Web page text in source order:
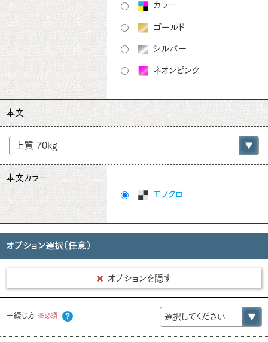
カラー
ゴールド
シルバー
ネオンピンク
本文
本文カラー
モノクロ
オプション選択（任意）
オプションを隠す
＋綴じ方 ※必須